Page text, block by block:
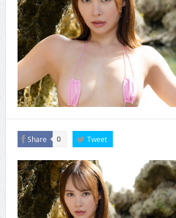
CINEMA×STYLE 285号
CINEMA×STYLE 294号
Share 0 Tweet